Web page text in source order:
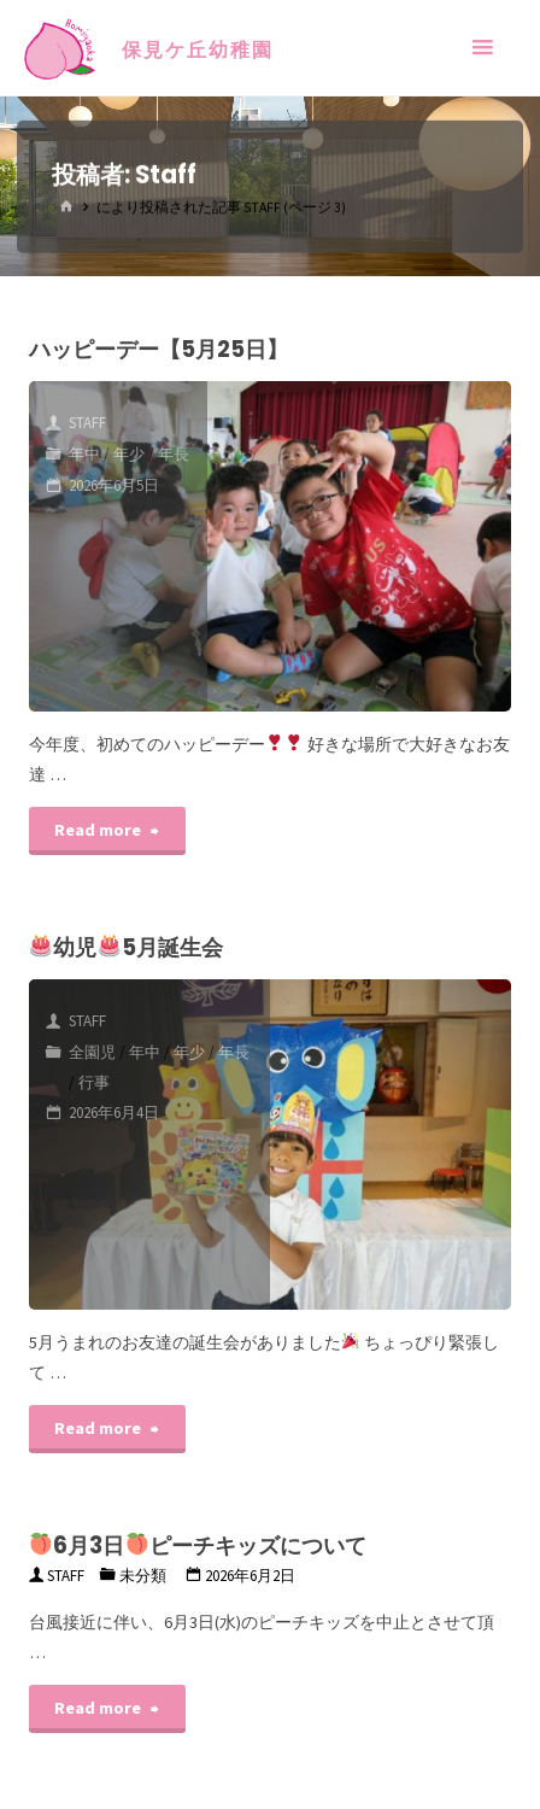
保見ケ丘幼稚園
投稿者:Staff
により投稿された記事 STAFF (ページ 3)
ハッピーデー【5月25日】
STAFF
年中/年少 /年長
2026年6月5日
今年度、初めてのハッピーデー
好きな場所で大好きなお友
達 …
Read more
幼児 5月誕生会
STAFF
全園児 / 年中 /年少 /年長
/ 行事
2026年6月4日
5月うまれのお友達の誕生会がありました
ちょっぴり緊張し
て …
Read more
6月3日 ピーチキッズについて
STAFF 未分類 2026年6月2日
台風接近に伴い、6月3日(水)のピーチキッズを中止とさせて頂
…
Read more